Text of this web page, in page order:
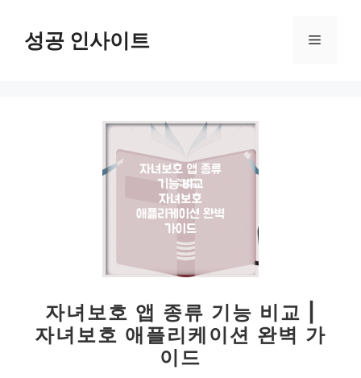
성공 인사이트 메
자녀보호 앱 종류 기능 비교 |
자녀보호 애플리케이션 완벽 가
이드